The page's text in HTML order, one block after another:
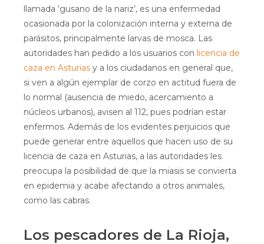
llamada ‘gusano de la nariz’, es una enfermedad
ocasionada por la colonización interna y externa de
parásitos, principalmente larvas de mosca. Las
autoridades han pedido a los usuarios con licencia de
caza en Asturias y a los ciudadanos en general que,
si ven a algún ejemplar de corzo en actitud fuera de
lo normal (ausencia de miedo, acercamiento a
núcleos urbanos), avisen al 112, pues podrían estar
enfermos. Además de los evidentes perjuicios que
puede generar entre aquellos que hacen uso de su
licencia de caza en Asturias, a las autoridades les
preocupa la posibilidad de que la miasis se convierta
en epidemia y acabe afectando a otros animales,
como las cabras.
Los pescadores de La Rioja,